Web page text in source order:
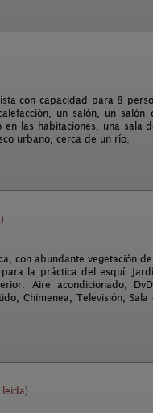
con capacidad para 8
un salón, un salón
las habitaciones, una sala
urbano, cerca de un río.
con abundante vegetación
la práctica del esquí.
Aire acondicionado,
Chimenea, Televisión,